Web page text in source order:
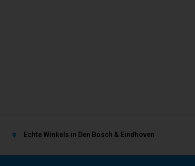
Echte Winkels in Den Bosch & Eindhoven